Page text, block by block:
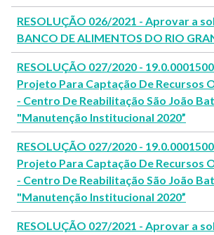
RESOLUÇÃO 026/2021 - Aprovar a
BANCO DE ALIMENTOS DO RIO
RESOLUÇÃO 027/2020 -
Projeto Para Captação De Recursos
- Centro De Reabilitação São João
"Manutenção Institucional 2020”
RESOLUÇÃO 027/2020 -
Projeto Para Captação De Recursos
- Centro De Reabilitação São João
"Manutenção Institucional 2020”
RESOLUÇÃO 027/2021 - Aprovar a